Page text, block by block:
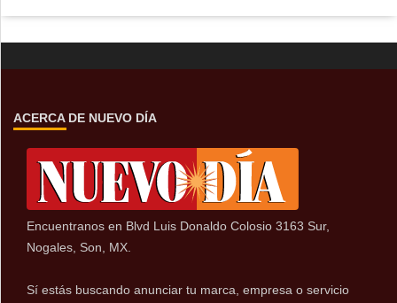
ACERCA DE NUEVO DÍA
Encuentranos en Blvd Luis Donaldo Colosio 3163 Sur,
Nogales, Son, MX.
Sí estás buscando anunciar tu marca, empresa o servicio